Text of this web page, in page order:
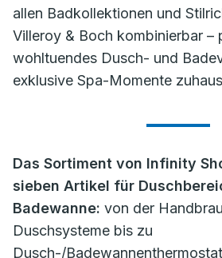
allen Badkollektionen und
Villeroy & Boch kombinierbar –
wohltuendes Dusch- und
exklusive Spa-Momente
Das Sortiment von Infinity
sieben Artikel für
Badewanne: von der
Duschsysteme bis zu
Dusch-/